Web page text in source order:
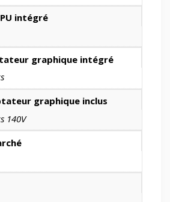
intégré
graphique intégré
graphique inclus
140V